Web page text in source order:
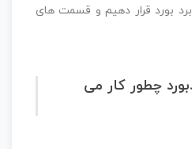
بورد قرار دهیم و قسمت های
چطور کار می